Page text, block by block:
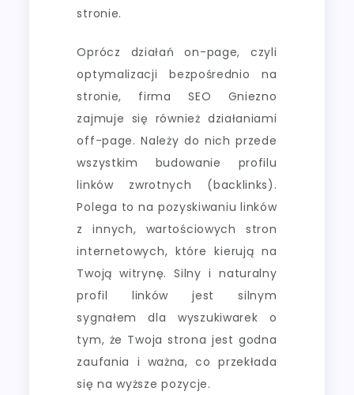
stronie.
Oprócz działań on-page, czyli
optymalizacji bezpośrednio na
stronie, firma SEO Gniezno
zajmuje się również działaniami
off-page. Należy do nich przede
wszystkim budowanie profilu
linków zwrotnych (backlinks).
Polega to na pozyskiwaniu linków
z innych, wartościowych stron
internetowych, które kierują na
Twoją witrynę. Silny i naturalny
profil linków jest silnym
sygnałem dla wyszukiwarek o
tym, że Twoja strona jest godna
zaufania i ważna, co przekłada
się na wyższe pozycje.